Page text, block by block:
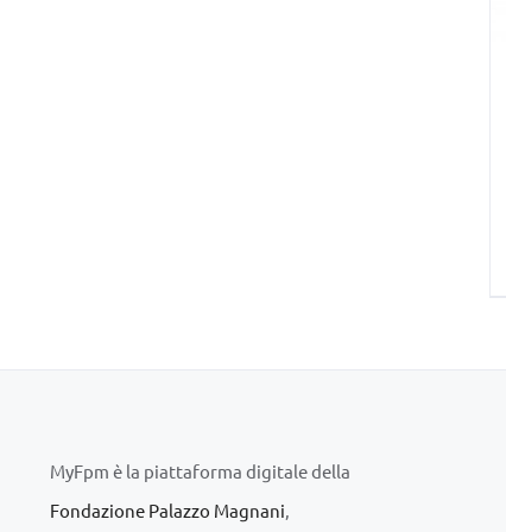
MyFpm è la piattaforma digitale della
Fondazione Palazzo Magnani